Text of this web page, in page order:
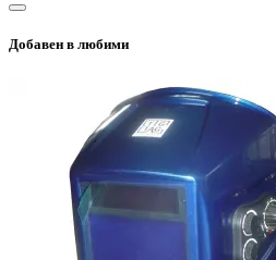
Добавен в любими